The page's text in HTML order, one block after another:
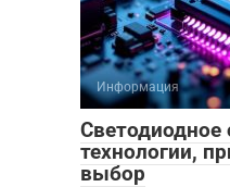
Информация
Светодиодное
технологии,
выбор